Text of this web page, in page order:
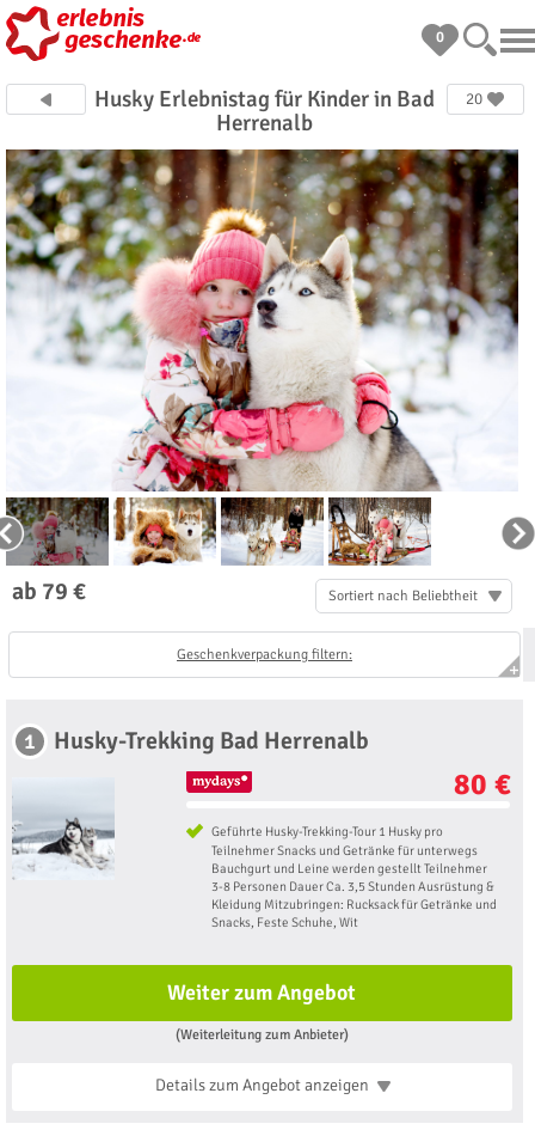
0
Husky Erlebnistag für Kinder in Bad
Herrenalb
20
ab 79 € Sortiert nach Beliebtheit
Geschenkverpackung filtern:
1 Husky-Trekking Bad Herrenalb
80 €
Geführte Husky-Trekking-Tour 1 Husky pro
Teilnehmer Snacks und Getränke für unterwegs
Bauchgurt und Leine werden gestellt Teilnehmer
3-8 Personen Dauer Ca. 3,5 Stunden Ausrüstung &
Kleidung Mitzubringen: Rucksack für Getränke und
Snacks, Feste Schuhe, Wit
Weiter zum Angebot
(Weiterleitung zum Anbieter)
Details zum Angebotanzeigen